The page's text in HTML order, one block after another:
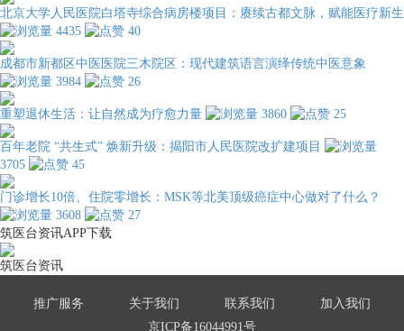
北京大学人民医院白塔寺综合病房楼项目：赓续古都文脉，赋能医疗新生
4435
40
成都市新都区中医医院三木院区：现代建筑语言演绎传统中医意象
3984
26
重塑退休生活：让自然成为疗愈力量 3860 25
百年老院 “共生式” 焕新升级：揭阳市人民医院改扩建项目
3705
45
门诊增长10倍、住院零增长：MSK等北美顶级癌症中心做对了什么？
3608
27
筑医台资讯APP下载
筑医台资讯
推广服务 关于我们 联系我们
加入我们
京ICP备16044991号